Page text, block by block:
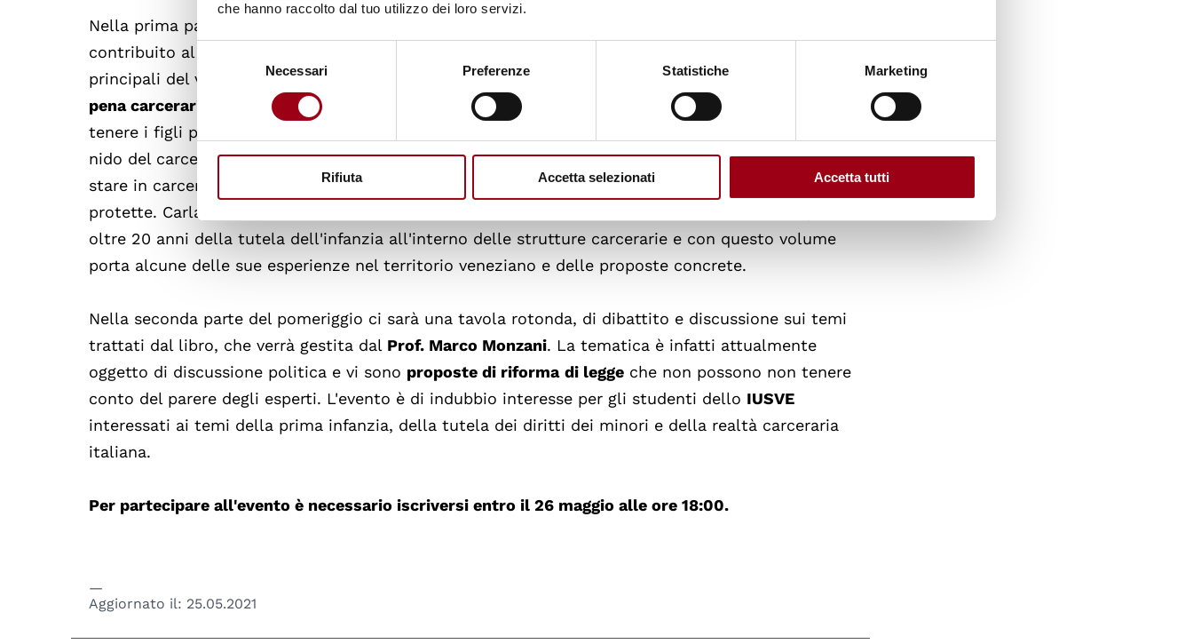
che hanno raccolto dal tuo utilizzo dei loro servizi.
Necessari Preferenze Statistiche Marketing
Rifiuta Accetta selezionati Accetta tutti
Nella prima parte del pomeriggio l'autrice del libro,
contribuito al volume (
principali del volume che riguardano la
tutela del bambino quando la madre deve scontare una
pena carceraria
. In base all'attuale ordinamento penitenziario le madri detenute possono, infatti,
tenere i figli piccoli con sé fino all’età di tre anni, trascorrendo con loro la reclusione nell’asilo
nido del carcere. Una legge del 2011 ha poi elevato da tre a sei anni l’età dei bambini che possono
stare in carcere con le madri, creando appositi Istituti a custodia attenuata (Icam) o Case famiglia
protette. Carla Forcolin, fondatrice dell'Associazione "
oltre 20 anni della tutela dell'infanzia all'interno delle strutture carcerarie e con questo volume
porta alcune delle sue esperienze nel territorio veneziano e delle proposte concrete.
Nella seconda parte del pomeriggio ci sarà una tavola rotonda, di dibattito e discussione sui temi
trattati dal libro, che verrà gestita dal Prof. Marco Monzani. La tematica è infatti attualmente
oggetto di discussione politica e vi sono proposte di riforma di legge che non possono non tenere
conto del parere degli esperti. L'evento è di indubbio interesse per gli studenti dello IUSVE
interessati ai temi della prima infanzia, della tutela dei diritti dei minori e della realtà carceraria
italiana.
Per partecipare all'evento è necessario iscriversi entro il 26 maggio alle ore 18:00.
Aggiornato il: 25.05.2021